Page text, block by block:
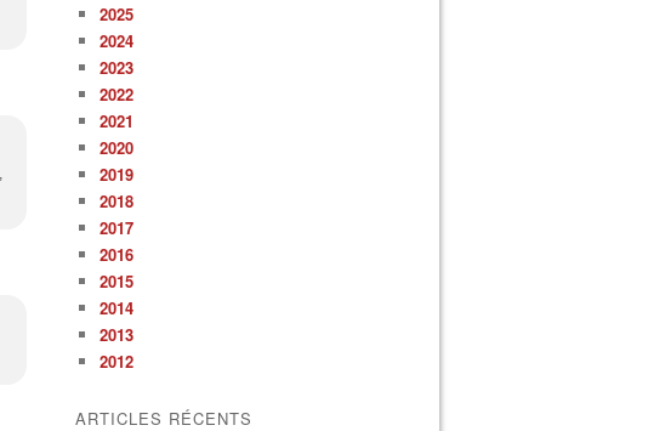
2025
2024
2023
2022
2021
2020
2019
2018
2017
2016
2015
2014
2013
2012
ARTICLES RÉCENTS